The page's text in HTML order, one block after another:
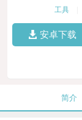
工具
安卓下载
简介